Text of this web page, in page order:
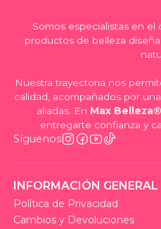
Somos especialistas en el
productos de belleza
Nuestra trayectoria nos
calidad, acompañados por
aliadas. En Max Belleza®
entregarte confianza y
Síguenos
INFORMACIÓN GENERAL
Política de Privacidad
Cambios y Devoluciones